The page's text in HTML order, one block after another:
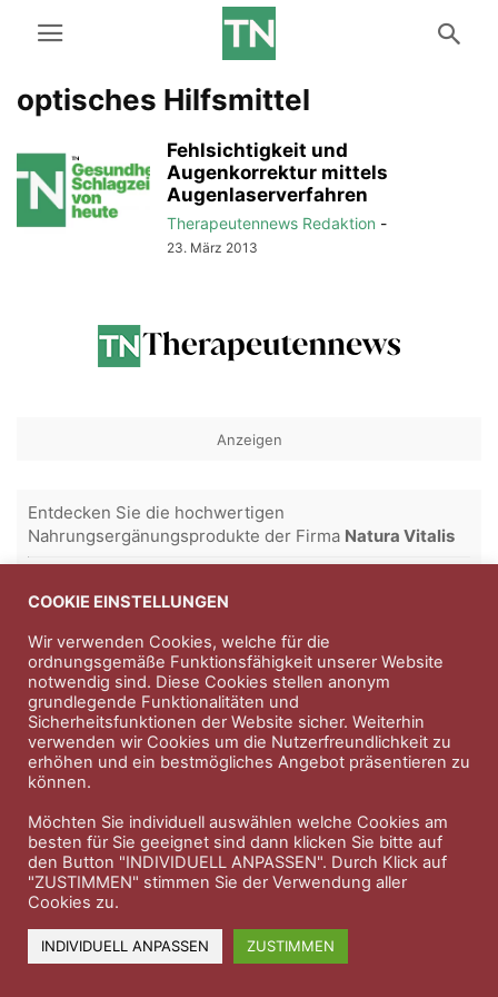
optisches Hilfsmittel
Fehlsichtigkeit und
Augenkorrektur mittels
Augenlaserverfahren
Therapeutennews Redaktion -
23. März 2013
Anzeigen
Entdecken Sie die hochwertigen
Nahrungsergänungsprodukte der Firma Natura Vitalis
Versicherungen und Finanzdienstleistungen seit 1986 -
Impressum Nutzungsbedingungen
Datenschutzerklärung Therapeutenkatalog Über uns
COOKIE EINSTELLUNGEN
Wir verwenden Cookies, welche für die
ordnungsgemäße Funktionsfähigkeit unserer Website
notwendig sind. Diese Cookies stellen anonym
grundlegende Funktionalitäten und
Sicherheitsfunktionen der Website sicher. Weiterhin
verwenden wir Cookies um die Nutzerfreundlichkeit zu
erhöhen und ein bestmögliches Angebot präsentieren zu
können.
Möchten Sie individuell auswählen welche Cookies am
besten für Sie geeignet sind dann klicken Sie bitte auf
den Button "INDIVIDUELL ANPASSEN". Durch Klick auf
"ZUSTIMMEN" stimmen Sie der Verwendung aller
Cookies zu.
INDIVIDUELL ANPASSEN ZUSTIMMEN